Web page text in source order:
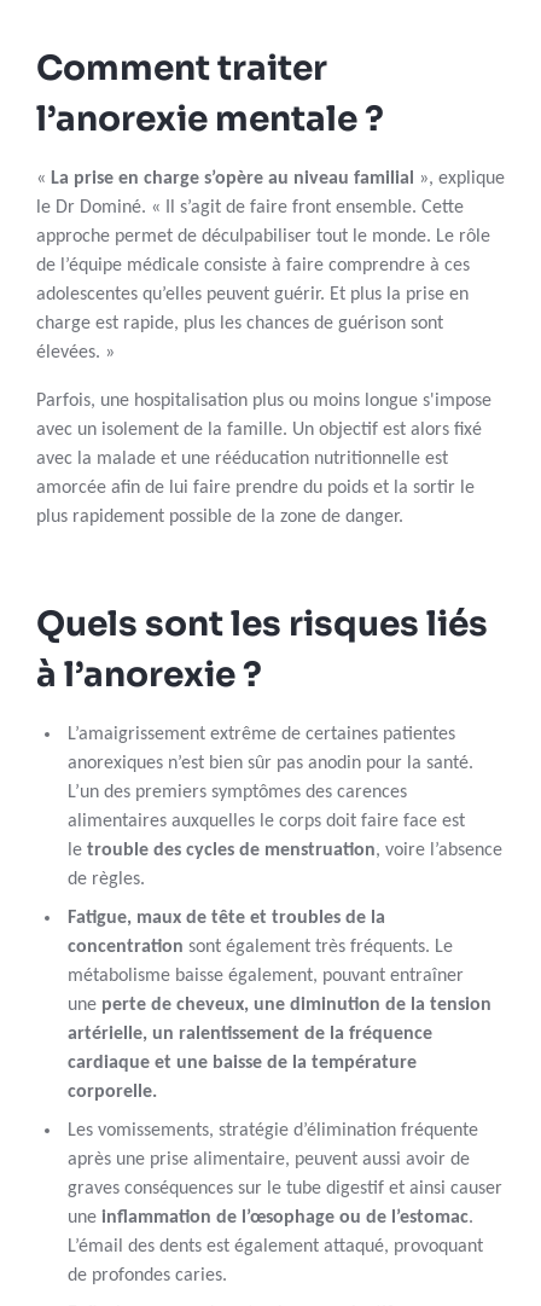
Comment traiter
l’anorexie mentale ?
« La prise en charge s’opère au niveau familial », explique
le Dr Dominé. « Il s’agit de faire front ensemble. Cette
approche permet de déculpabiliser tout le monde. Le rôle
de l’équipe médicale consiste à faire comprendre à ces
adolescentes qu’elles peuvent guérir. Et plus la prise en
charge est rapide, plus les chances de guérison sont
élevées. »
Parfois, une hospitalisation plus ou moins longue s'impose
avec un isolement de la famille. Un objectif est alors fixé
avec la malade et une rééducation nutritionnelle est
amorcée afin de lui faire prendre du poids et la sortir le
plus rapidement possible de la zone de danger.
Quels sont les risques liés
à l’anorexie ?
L’amaigrissement extrême de certaines patientes
anorexiques n’est bien sûr pas anodin pour la santé.
L’un des premiers symptômes des carences
alimentaires auxquelles le corps doit faire face est
le trouble des cycles de menstruation, voire l’absence
de règles.
Fatigue, maux de tête et troubles de la
concentration sont également très fréquents. Le
métabolisme baisse également, pouvant entraîner
une perte de cheveux, une diminution de la tension
artérielle, un ralentissement de la fréquence
cardiaque et une baisse de la température
corporelle.
Les vomissements, stratégie d’élimination fréquente
après une prise alimentaire, peuvent aussi avoir de
graves conséquences sur le tube digestif et ainsi causer
une inflammation de l’œsophage ou de l’estomac.
L’émail des dents est également attaqué, provoquant
de profondes caries.